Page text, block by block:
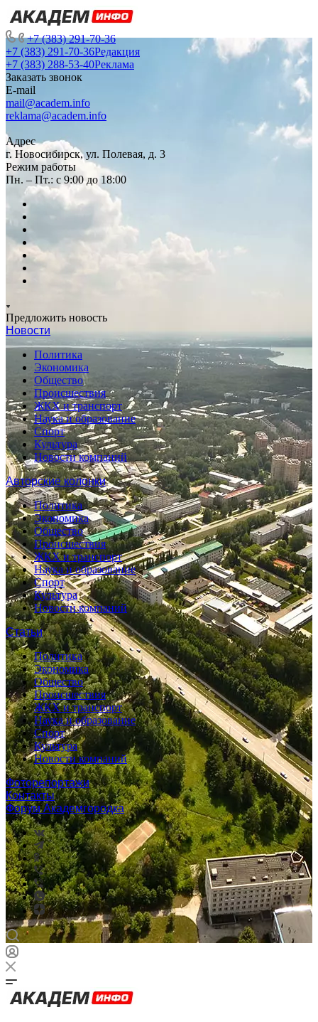
+7 (383) 291-70-36
+7 (383) 291-70-36Редакция
+7 (383) 288-53-40Реклама
Заказать звонок
E-mail
mail@academ.info
reklama@academ.info
Адрес
г. Новосибирск, ул. Полевая, д. 3
Режим работы
Пн. – Пт.: с 9:00 до 18:00
Предложить новость
Новости
Политика
Экономика
Общество
Происшествия
ЖКХ и транспорт
Наука и образование
Спорт
Культура
Новости компаний
Авторские колонки
Политика
Экономика
Общество
Происшествия
ЖКХ и транспорт
Наука и образование
Спорт
Культура
Новости компаний
Статьи
Политика
Экономика
Общество
Происшествия
ЖКХ и транспорт
Наука и образование
Спорт
Культура
Новости компаний
Фоторепортажи
Контакты
Форум Академгородка